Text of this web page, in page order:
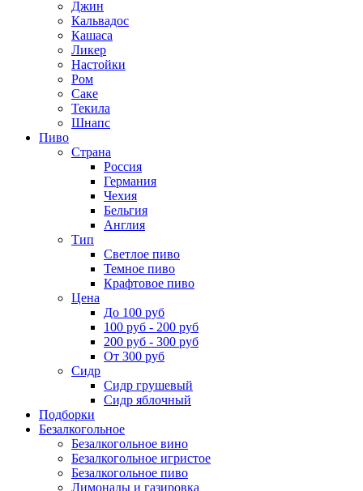
Джин
Кальвадос
Кашаса
Ликер
Настойки
Ром
Саке
Текила
Шнапс
Пиво
Страна
Россия
Германия
Чехия
Бельгия
Англия
Тип
Светлое пиво
Темное пиво
Крафтовое пиво
Цена
До 100 руб
100 руб - 200 руб
200 руб - 300 руб
От 300 руб
Сидр
Сидр грушевый
Сидр яблочный
Подборки
Безалкогольное
Безалкогольное вино
Безалкогольное игристое
Безалкогольное пиво
Лимонады и газировка